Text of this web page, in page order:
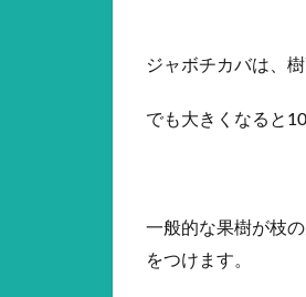
ジャボチカバは、
でも大きくなると
一般的な果樹が枝
をつけます。